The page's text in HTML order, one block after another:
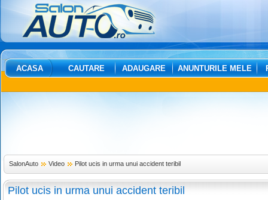
ACASA CAUTARE ADAUGARE ANUNTURILE MELE
SalonAuto Video Pilot ucis in urma unui accident teribil
Pilot ucis in urma unui accident teribil